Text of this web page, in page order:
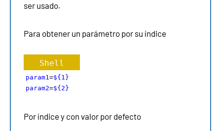
ser usado.
Para obtener un parámetro por su índice
Shell
param1=${1}
param2=${2}
Por índice y con valor por defecto